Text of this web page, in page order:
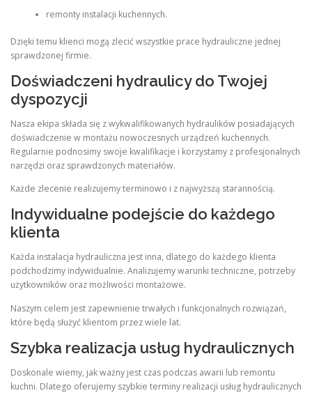
remonty instalacji kuchennych.
Dzięki temu klienci mogą zlecić wszystkie prace hydrauliczne jednej
sprawdzonej firmie.
Doświadczeni hydraulicy do Twojej
dyspozycji
Nasza ekipa składa się z wykwalifikowanych hydraulików posiadających
doświadczenie w montażu nowoczesnych urządzeń kuchennych.
Regularnie podnosimy swoje kwalifikacje i korzystamy z profesjonalnych
narzędzi oraz sprawdzonych materiałów.
Każde zlecenie realizujemy terminowo i z najwyższą starannością.
Indywidualne podejście do każdego
klienta
Każda instalacja hydrauliczna jest inna, dlatego do każdego klienta
podchodzimy indywidualnie. Analizujemy warunki techniczne, potrzeby
użytkowników oraz możliwości montażowe.
Naszym celem jest zapewnienie trwałych i funkcjonalnych rozwiązań,
które będą służyć klientom przez wiele lat.
Szybka realizacja usług hydraulicznych
Doskonale wiemy, jak ważny jest czas podczas awarii lub remontu
kuchni. Dlatego oferujemy szybkie terminy realizacji usług hydraulicznych